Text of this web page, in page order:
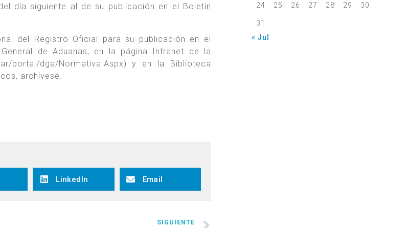
día siguiente al de su publicación en el Boletín
del Registro Oficial para su publicación en el
de Aduanas, en la página Intranet de la
portal/dga/Normativa.Aspx) y en la Biblioteca
archívese.
LinkedIn Email
SIGUIENTE
24 25 26 27 28 29 30
31
« Jul